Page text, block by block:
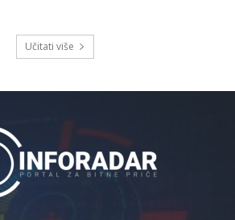
Učitati više